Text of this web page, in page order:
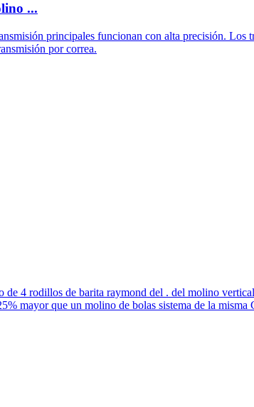
...
principales funcionan con alta precisión. Los
por correa.
4 rodillos de barita raymond del . del molino
mayor que un molino de bolas sistema de la misma